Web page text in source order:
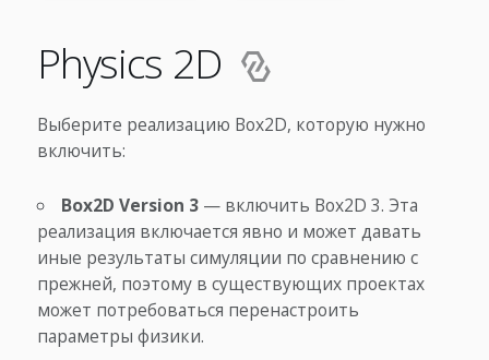
Physics 2D
Выберите реализацию Box2D, которую нужно
включить:
Box2D Version 3 — включить Box2D 3. Эта
реализация включается явно и может давать
иные результаты симуляции по сравнению с
прежней, поэтому в существующих проектах
может потребоваться перенастроить
параметры физики.